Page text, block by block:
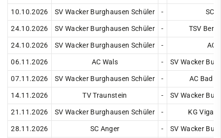
10.10.2026
SV Wacker Burghausen Schüler -
SC
24.10.2026
SV Wacker Burghausen Schüler -
TSV
24.10.2026
SV Wacker Burghausen Schüler -
AC
06.11.2026
AC Wals -
SV Wacker
07.11.2026
SV Wacker Burghausen Schüler -
AC Bad
14.11.2026
TV Traunstein -
SV Wacker
21.11.2026
SV Wacker Burghausen Schüler -
KG
28.11.2026
SC Anger -
SV Wacker
Handball
Jugendclub
Kindersportschule
Leichtathletik
Paddeln